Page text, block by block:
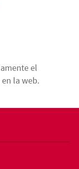
el
la web.